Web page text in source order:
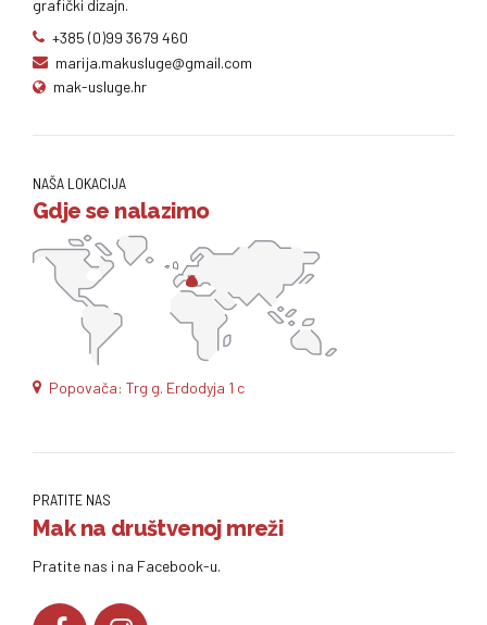
grafički dizajn.
+385 (0)99 3679 460
marija.makusluge@gmail.com
mak-usluge.hr
NAŠA LOKACIJA
Gdje se nalazimo
Popovača: Trg g. Erdodyja 1 c
PRATITE NAS
Mak na društvenoj mreži
Pratite nas i na Facebook-u.